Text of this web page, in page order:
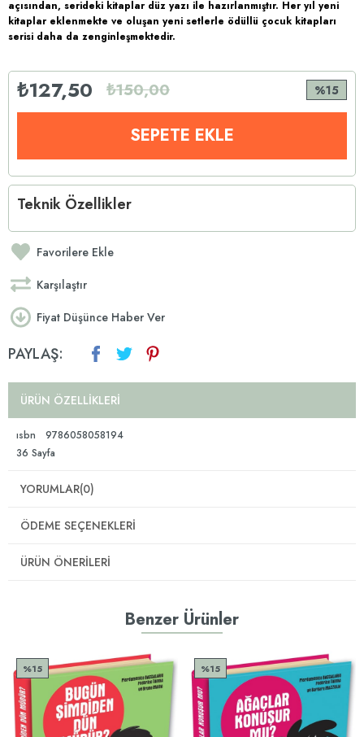
açısından, serideki kitaplar düz yazı ile hazırlanmıştır. Her yıl yeni
kitaplar eklenmekte ve oluşan yeni setlerle ödüllü çocuk kitapları
serisi daha da zenginleşmektedir.
₺150,00
₺127,50 15
Teknik Özellikler
Favorilere Ekle
Karşılaştır
Fiyat Düşünce Haber Ver
PAYLAŞ:
ÜRÜN ÖZELLIKLERI
ısbn 9786058058194
36 Sayfa
YORUMLAR(0)
ÖDEME SEÇENEKLERI
ÜRÜN ÖNERILERI
Benzer Ürünler
%15 %15